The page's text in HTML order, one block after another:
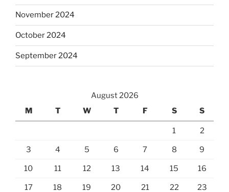
November 2024
October 2024
September 2024
August 2026
M
T W T F S S
1 2
3 4 5 6 7 8 9
10 11 12 13 14 15 16
17 18 19 20 21 22 23